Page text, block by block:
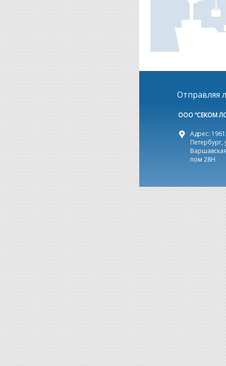
Отправляя
ООО “СЕКОМ
Адрес:
Петербург,
пом 28Н